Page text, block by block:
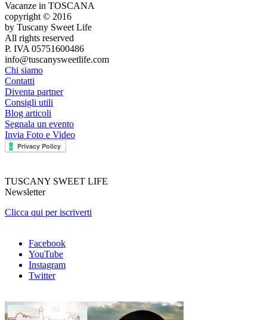
Vacanze in TOSCANA
copyright © 2016
by Tuscany Sweet Life
All rights reserved
P. IVA 05751600486
info@tuscanysweetlife.com
Chi siamo
Contatti
Diventa partner
Consigli utili
Blog articoli
Segnala un evento
Invia Foto e Video
TUSCANY SWEET LIFE
Newsletter
Clicca qui per iscriverti
Facebook
YouTube
Instagram
Twitter